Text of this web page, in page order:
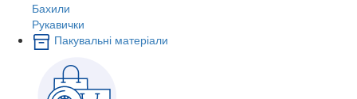
Бахили
Рукавички
Пакувальні матеріали